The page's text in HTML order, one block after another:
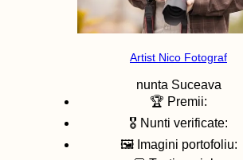
Artist Nico Fotograf
nunta Suceava
🏆 Premii:
🎖️ Nunti verificate:
🖼️ Imagini portofoliu: